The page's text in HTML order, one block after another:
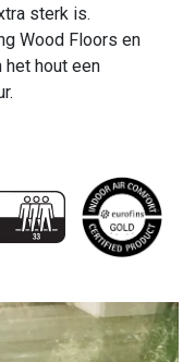
sterk is.
Wood Floors en
hout een